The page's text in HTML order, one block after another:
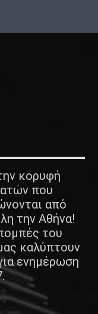
κορυφή
που
από
την Αθήνα!
του
καλύπτουν
ενημέρωση